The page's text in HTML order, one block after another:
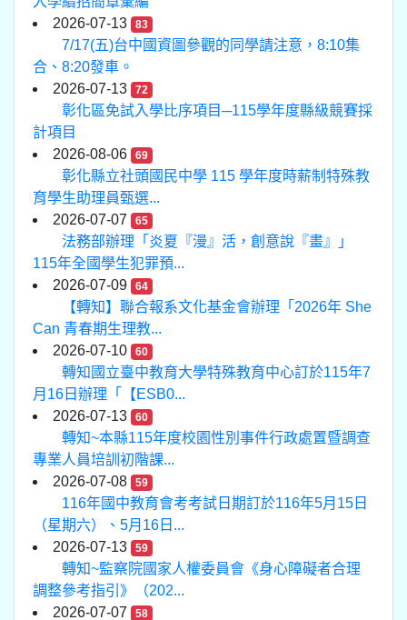
2026-07-13
83
7/17(五)台中國資圖參觀的同學請注意，8:10集
合、8:20發車。
2026-07-13
72
彰化區免試入學比序項目─115學年度縣級競賽採
計項目
2026-08-06
69
彰化縣立社頭國民中學 115 學年度時薪制特殊教
育學生助理員甄選...
2026-07-07
65
法務部辦理「炎夏『漫』活，創意說『畫』」
115年全國學生犯罪預...
2026-07-09
64
【轉知】聯合報系文化基金會辦理「2026年 She
Can 青春期生理教...
2026-07-10
60
轉知國立臺中教育大學特殊教育中心訂於115年7
月16日辦理「【ESB0...
2026-07-13
60
轉知~本縣115年度校園性別事件行政處置暨調查
專業人員培訓初階課...
2026-07-08
59
116年國中教育會考考試日期訂於116年5月15日
（星期六）、5月16日...
2026-07-13
59
轉知~監察院國家人權委員會《身心障礙者合理
調整參考指引》（202...
2026-07-07
58